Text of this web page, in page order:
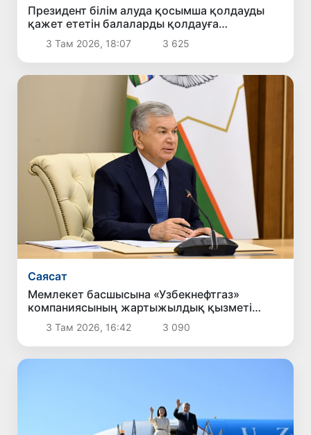
Президент білім алуда қосымша қолдауды
қажет ететін балаларды қолдауға
бағытталған ұсыныстармен танысты
3 Там 2026, 18:07 3 625
Саясат
Мемлекет басшысына «Узбекнефтгаз»
компаниясының жартыжылдық қызметі
туралы есеп берілді
3 Там 2026, 16:42 3 090